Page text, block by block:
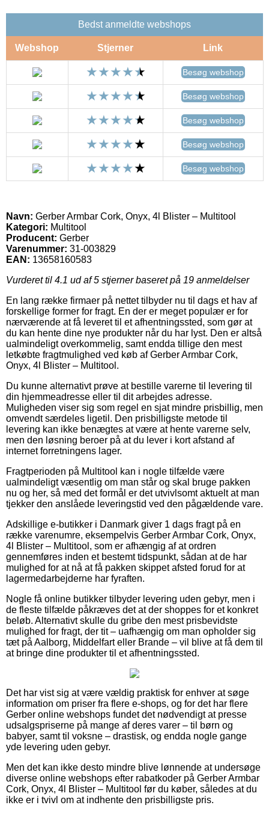
Bedst anmeldte webshops
Webshop Stjerner Link
Besøg webshop
Besøg webshop
Besøg webshop
Besøg webshop
Besøg webshop
Navn: Gerber Armbar Cork, Onyx, 4l Blister – Multitool
Kategori: Multitool
Producent: Gerber
Varenummer: 31-003829
EAN: 13658160583
Vurderet til 4.1 ud af 5 stjerner baseret på 19 anmeldelser
En lang række firmaer på nettet tilbyder nu til dags et hav af
forskellige former for fragt. En der er meget populær er for
nærværende at få leveret til et afhentningssted, som gør at
du kan hente dine nye produkter når du har lyst. Den er altså
ualmindeligt overkommelig, samt endda tillige den mest
letkøbte fragtmulighed ved køb af Gerber Armbar Cork,
Onyx, 4l Blister – Multitool.
Du kunne alternativt prøve at bestille varerne til levering til
din hjemmeadresse eller til dit arbejdes adresse.
Muligheden viser sig som regel en sjat mindre prisbillig, men
omvendt særdeles ligetil. Den prisbilligste metode til
levering kan ikke benægtes at være at hente varerne selv,
men den løsning beroer på at du lever i kort afstand af
internet forretningens lager.
Fragtperioden på Multitool kan i nogle tilfælde være
ualmindeligt væsentlig om man står og skal bruge pakken
nu og her, så med det formål er det utvivlsomt aktuelt at man
tjekker den anslåede leveringstid ved den pågældende vare.
Adskillige e-butikker i Danmark giver 1 dags fragt på en
række varenumre, eksempelvis Gerber Armbar Cork, Onyx,
4l Blister – Multitool, som er afhængig af at ordren
gennemføres inden et bestemt tidspunkt, sådan at de har
mulighed for at nå at få pakken skippet afsted forud for at
lagermedarbejderne har fyraften.
Nogle få online butikker tilbyder levering uden gebyr, men i
de fleste tilfælde påkræves det at der shoppes for et konkret
beløb. Alternativt skulle du gribe den mest prisbevidste
mulighed for fragt, der tit – uafhængig om man opholder sig
tæt på Aalborg, Middelfart eller Brande – vil blive at få dem til
at bringe dine produkter til et afhentningssted.
Det har vist sig at være vældig praktisk for enhver at søge
information om priser fra flere e-shops, og for det har flere
Gerber online webshops fundet det nødvendigt at presse
udsalgspriserne på mange af deres varer – til børn og
babyer, samt til voksne – drastisk, og endda nogle gange
yde levering uden gebyr.
Men det kan ikke desto mindre blive lønnende at undersøge
diverse online webshops efter rabatkoder på Gerber Armbar
Cork, Onyx, 4l Blister – Multitool før du køber, således at du
ikke er i tvivl om at indhente den prisbilligste pris.